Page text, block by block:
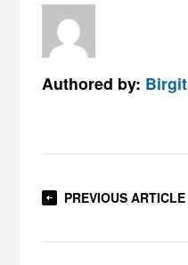
Authored by:
PREVIOUS ARTICLE